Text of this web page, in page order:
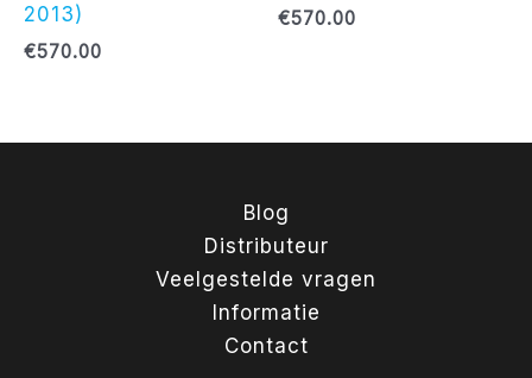
2013)
€570.00
€570.00
Blog
Distributeur
Veelgestelde vragen
Informatie
Contact